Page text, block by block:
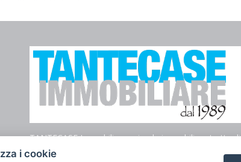
TANTECASE Immobiliare azienda immobiliare tratta di
affitti e vendita in tutto il territorio di Genova.
i cookie